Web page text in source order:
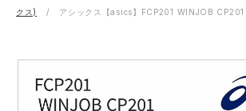
事務服・オフィスウェア
アシックス安全靴ランキング
アイズフロンティア
大工・鳶作業服
クス) アシックス【asics】FCP201 WINJOB CP201